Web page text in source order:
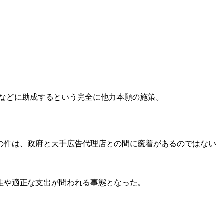
に助成するという完全に他力本願の施策。
件は、政府と大手広告代理店との間に癒着があるのではない
適正な支出が問われる事態となった。